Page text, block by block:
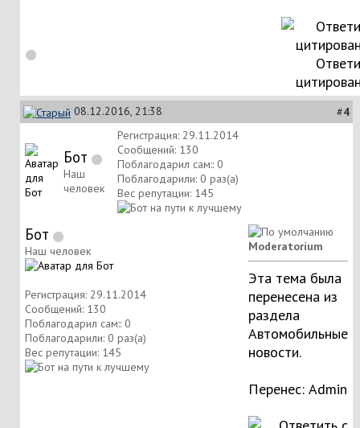
08.12.2016, 21:38 #4
Бот
Наш
человек
Регистрация: 29.11.2014
Сообщений: 130
Поблагодарил сам:: 0
Поблагодарили: 0 раз(а)
Вес репутации: 145
Бот
Наш человек
Регистрация: 29.11.2014
Сообщений: 130
Поблагодарил сам:: 0
Поблагодарили: 0 раз(а)
Вес репутации: 145
Moderatorium
Эта тема была
перенесена из
раздела
Автомобильные
новости.
Перенес: Аdmin